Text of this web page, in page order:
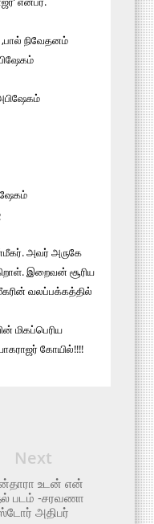
,பால் நிவேதனம்
அவர் அருகே
இறைவன் சூரிய
வலப்பக்கத்தில்
மிகப்பெரிய
கோயில்!!!!
Next
உடன் என்
படம் -சரவணா
அதிபர்